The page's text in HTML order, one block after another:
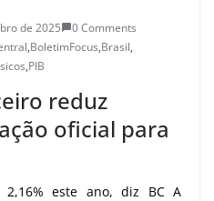
de 2025
0 Comments
,BoletimFocus,Brasil,
,PIB
reduz
oficial para
este ano, diz BC A